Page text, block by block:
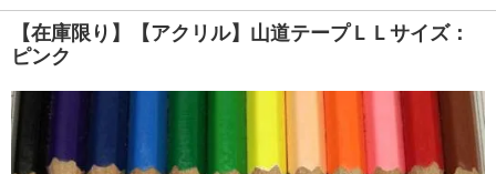
【在庫限り】【アクリル】山道テープＬＬサイズ：
ピンク